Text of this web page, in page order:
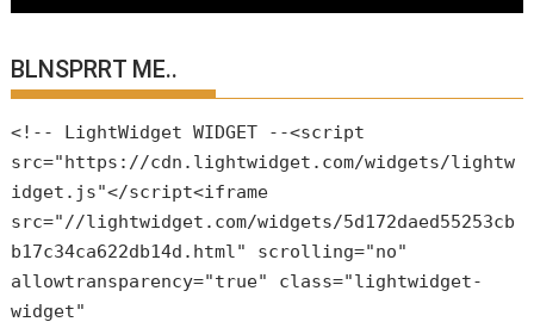
BLNSPRRT ME..
<!-- LightWidget WIDGET --<script
src="https://cdn.lightwidget.com/widgets/lightw
idget.js"</script<iframe
src="//lightwidget.com/widgets/5d172daed55253cb
b17c34ca622db14d.html" scrolling="no"
allowtransparency="true" class="lightwidget-
widget"